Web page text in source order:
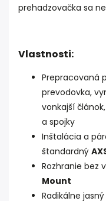
prehadzovačka sa
Vlastnosti:
Prepracovaná
prevodovka,
vonkajší
a spojky
Inštalácia a
štandardný
Rozhranie bez
Mount
Radikálne